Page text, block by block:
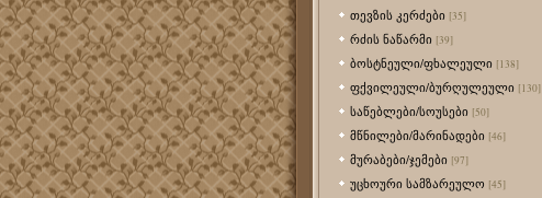
თევზის კერძები [35]
რძის ნაწარმი [39]
ბოსტნეული/ფხალეული [138]
ფქვილეული/ბურღულეული [130]
საწებლები/სოუსები [50]
მწნილები/მარინადები [46]
მურაბები/ჯემები [97]
უცხოური სამზარეულო [45]